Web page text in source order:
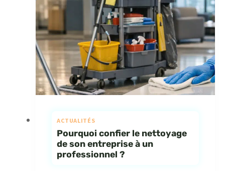
ACTUALITÉS
Pourquoi confier le nettoyage
de son entreprise à un
professionnel ?